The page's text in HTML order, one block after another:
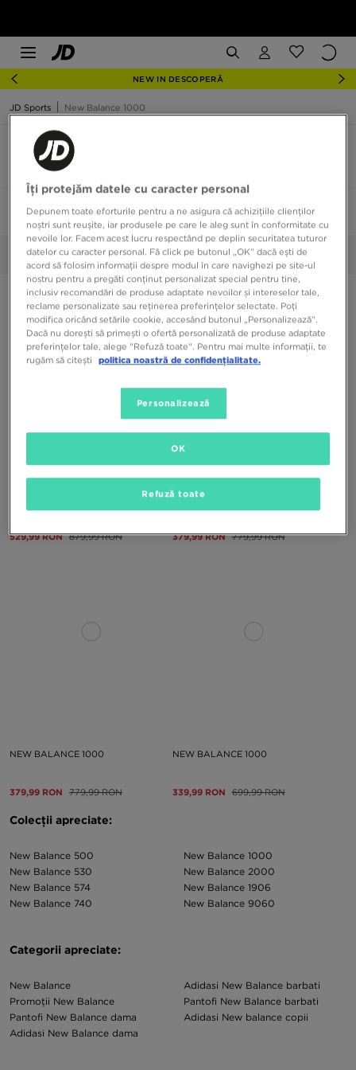
NEW IN DESCOPERĂ
JD Sports New Balance 1000
Sortează:Recomandate Filtrează 1
Selectate: 38,5 Șterge
529,99 RON 879,99 RON
NEW BALANCE 1000
379,99 RON 779,99 RON
NEW BALANCE 1000
379,99 RON 779,99 RON
NEW BALANCE 1000
339,99 RON 699,99 RON
Colecții apreciate:
New Balance 500
New Balance 530
New Balance 574
New Balance 740
New Balance 1000
New Balance 2000
New Balance 1906
New Balance 9060
Categorii apreciate:
New Balance
Promoții New Balance
Pantofi New Balance dama
Adidasi New Balance dama
Adidasi New Balance barbati
Pantofi New Balance barbati
Adidasi New balance copii
Îți protejăm datele cu caracter personal
Depunem toate eforturile pentru a ne asigura că achizițiile clienților
noștri sunt reușite, iar produsele pe care le aleg sunt în conformitate cu
nevoile lor. Facem acest lucru respectând pe deplin securitatea tuturor
datelor cu caracter personal. Fă click pe butonul „OK” dacă ești de
acord să folosim informații despre modul în care navighezi pe site-ul
nostru pentru a pregăti conținut personalizat special pentru tine,
inclusiv recomandări de produse adaptate nevoilor și intereselor tale,
reclame personalizate sau reținerea preferințelor selectate. Poți
modifica oricând setările cookie, accesând butonul „Personalizează”.
Dacă nu dorești să primești o ofertă personalizată de produse adaptate
preferințelor tale, alege "Refuză toate". Pentru mai multe informații, te
rugăm să citești
politica noastră de confidențialitate.
Personalizează
Refuză toate
OK